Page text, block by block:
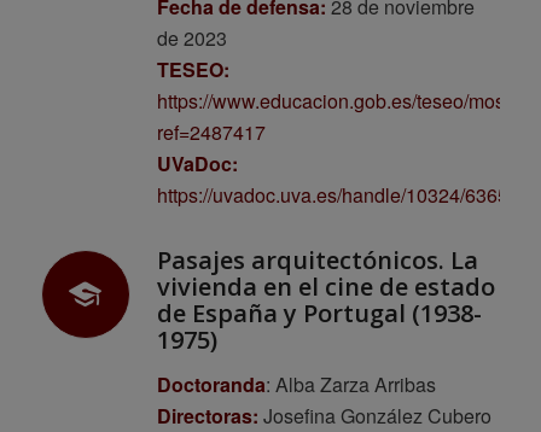
Fecha de defensa: 28 de noviembre
de 2023
TESEO:
https://www.educacion.gob.es/teseo/
ref=2487417
UVaDoc:
https://uvadoc.uva.es/handle/10324/63653
Pasajes arquitectónicos. La
vivienda en el cine de estado
de España y Portugal (1938-
1975)
Doctoranda: Alba Zarza Arribas
Directoras: Josefina González Cubero